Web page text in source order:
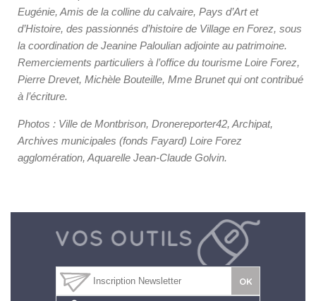
Eugénie, Amis de la colline du calvaire, Pays d’Art et
d’Histoire, des passionnés d’histoire de Village en Forez, sous
la coordination de Jeanine Paloulian adjointe au patrimoine.
Remerciements particuliers à l’office du tourisme Loire Forez,
Pierre Drevet, Michèle Bouteille, Mme Brunet qui ont contribué
à l’écriture.
Photos : Ville de Montbrison, Dronereporter42, Archipat,
Archives municipales (fonds Fayard) Loire Forez
agglomération, Aquarelle Jean-Claude Golvin.